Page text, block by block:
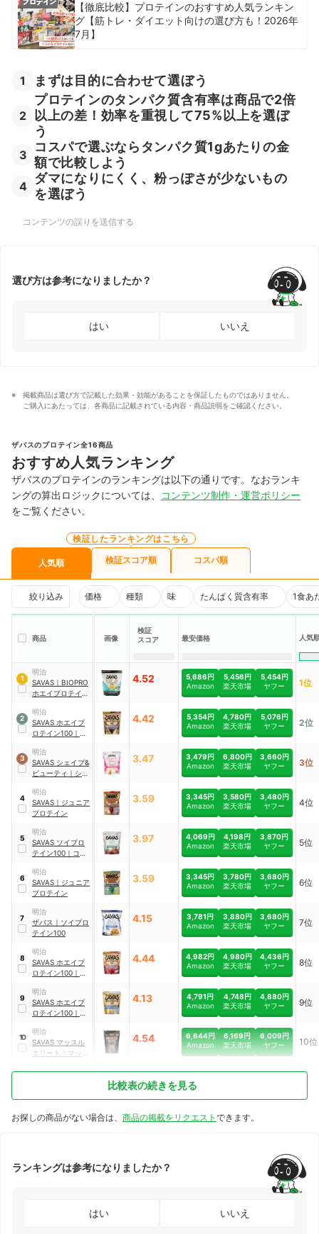
【徹底比較】プロテインのおすすめ人気ランキン
グ【筋トレ・ダイエット向けの選び方も！2026年
7月】
1 まずは目的に合わせて選ぼう
2
プロテインのタンパク質含有率は商品で2倍
以上の差！効率を重視して75%以上を選ぼ
う
3
コスパで選ぶならタンパク質1gあたりの金
額で比較しよう
4
ダマになりにくく、粉っぽさが少ないもの
を選ぼう
コンテンツの誤りを送信する
選び方は参考になりましたか？
はい いいえ
掲載商品は選び方で記載した効果・効能があることを保証したものではありません。
ご購入にあたっては、各商品に記載されている内容・商品説明をご確認ください。
ザバスのプロテイン全16商品
おすすめ人気ランキング
ザバスのプロテインのランキングは以下の通りです。なおランキ
ングの算出ロジックについては、
コンテンツ制作・運営ポリシー
をご覧ください。
人気順
検証したランキングはこちら
検証スコア順 コスパ順
絞り込み 価格 種類 味 たんぱく質含有率 1食あ
商品 画像
検証
スコア
最安価格 人気
1
明治
SAVAS ｜ BIOPRO
ホエイプロテイン
味
4.52
5,686円
Amazon
5,456円
楽天市場
5,454円
ヤフー
1位
2
明治
SAVAS ホエイプ
ロテイン100 ｜
100 リッチショ
コラ味
4.42
5,354円
Amazon
4,780円
楽天市場
5,076円
ヤフー
2位
3
明治
SAVAS シェイプ&
ビューティ ｜ シェ
3.47
3,479円
Amazon
6,800円
楽天市場
3,660円
ヤフー
3位
4
明治
SAVAS ｜ ジュニア
プロテイン
3.59
3,345円
Amazon
3,580円
楽天市場
3,480円
ヤフー
4位
5
明治
SAVAS ソイプロ
テイン100 ｜ ココ
3.97
4,069円
Amazon
4,198円
楽天市場
3,870円
ヤフー
5位
6
明治
SAVAS ｜ ジュニア
プロテイン
3.59
3,345円
Amazon
3,780円
楽天市場
3,680円
ヤフー
6位
7
明治
ザバス ｜ ソイプロ
テイン100
4.15
3,781円
Amazon
3,880円
楽天市場
3,680円
ヤフー
7位
8
明治
SAVAS ホエイプ
ロテイン100 ｜
ストロベリー味
4.44
4,982円
Amazon
4,980円
楽天市場
4,436円
ヤフー
8位
9
明治
SAVAS ホエイプ
ロテイン100 ｜
ニラアイスクリー
ム風味
4.13
4,791円
Amazon
4,748円
楽天市場
4,880円
ヤフー
9位
10
明治
SAVAS マッスル
エリート
マッス
レート風味
4.54
6,644円
Amazon
6,169円
楽天市場
6,009円
ヤフー
10位
比較表の続きを見る
お探しの商品がない場合は、 商品の掲載をリクエスト できます。
ランキングは参考になりましたか？
はい いいえ